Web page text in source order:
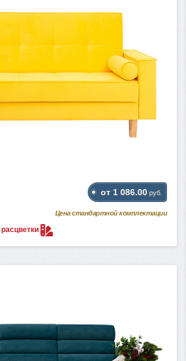
от 1 086.00 руб.
Цена стандартной комплектации
расцветки